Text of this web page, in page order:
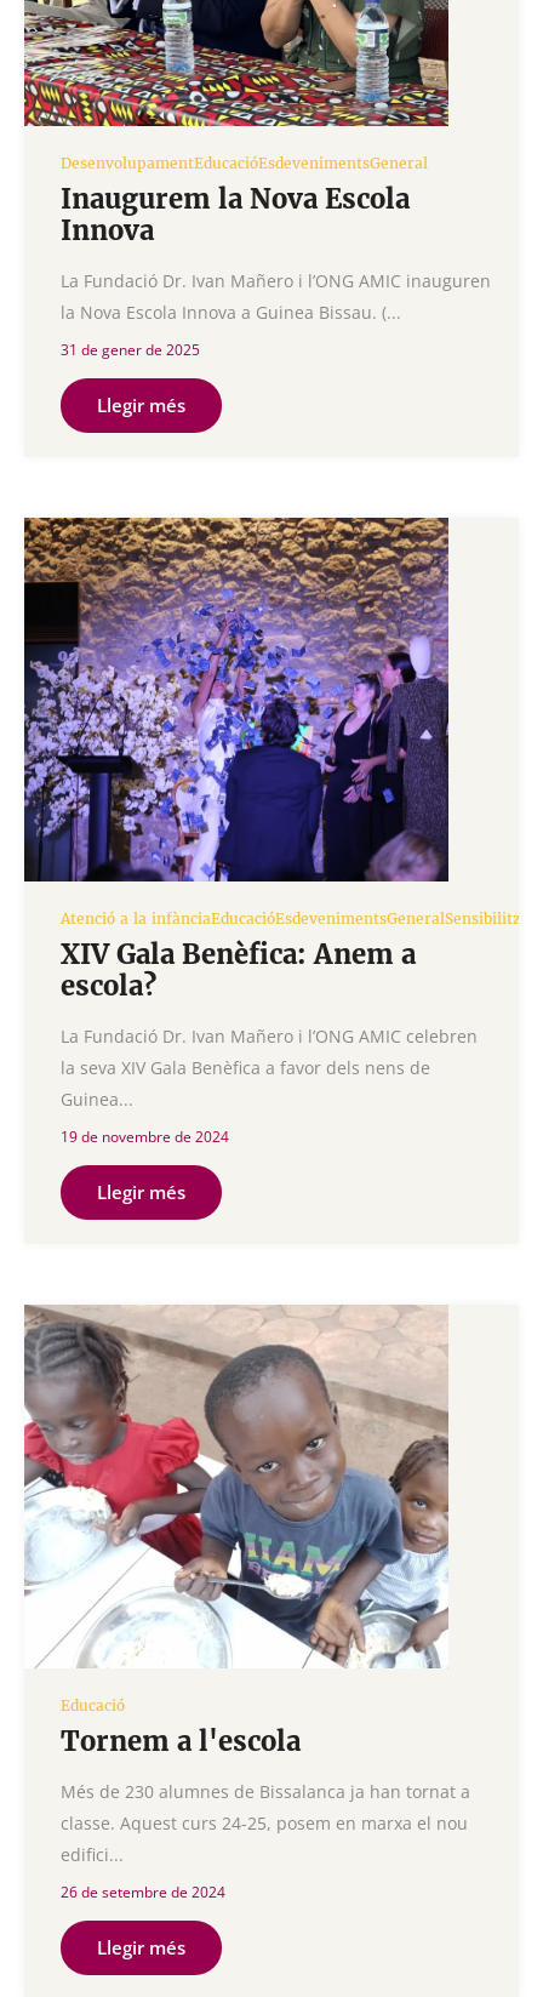
DesenvolupamentEducacióEsdevenimentsGeneral
Inaugurem la Nova Escola
Innova
La Fundació Dr. Ivan Mañero i l’ONG AMIC inauguren
la Nova Escola Innova a Guinea Bissau. (...
31 de gener de 2025
Llegir més
Atenció a la infànciaEducacióEsdevenimentsGeneral
XIV Gala Benèfica: Anem a
escola?
La Fundació Dr. Ivan Mañero i l’ONG AMIC celebren
la seva XIV Gala Benèfica a favor dels nens de
Guinea...
19 de novembre de 2024
Llegir més
Educació
Tornem a l'escola
Més de 230 alumnes de Bissalanca ja han tornat a
classe. Aquest curs 24-25, posem en marxa el nou
edifici...
26 de setembre de 2024
Llegir més